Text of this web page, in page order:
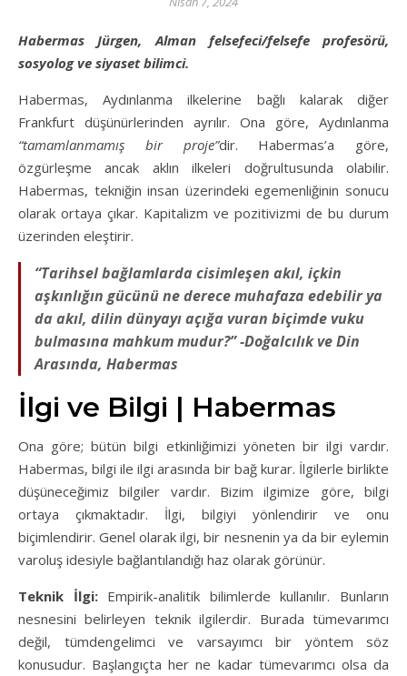
Habermas Jürgen, Alman felsefeci/felsefe profesörü,
sosyolog ve siyaset bilimci.
Habermas, Aydınlanma ilkelerine bağlı kalarak diğer
Frankfurt düşünürlerinden ayrılır. Ona göre, Aydınlanma
“tamamlanmamış bir proje”dir. Habermas’a göre,
özgürleşme ancak aklın ilkeleri doğrultusunda olabilir.
Habermas, tekniğin insan üzerindeki egemenliğinin sonucu
olarak ortaya çıkar. Kapitalizm ve pozitivizmi de bu durum
üzerinden eleştirir.
“Tarihsel bağlamlarda cisimleşen akıl, içkin
aşkınlığın gücünü ne derece muhafaza edebilir ya
da akıl, dilin dünyayı açığa vuran biçimde vuku
bulmasına mahkum mudur?” -Doğalcılık ve Din
Arasında, Habermas
İlgi ve Bilgi | Habermas
Ona göre; bütün bilgi etkinliğimizi yöneten bir ilgi vardır.
Habermas, bilgi ile ilgi arasında bir bağ kurar. İlgilerle birlikte
düşüneceğimiz bilgiler vardır. Bizim ilgimize göre, bilgi
ortaya çıkmaktadır. İlgi, bilgiyi yönlendirir ve onu
biçimlendirir. Genel olarak ilgi, bir nesnenin ya da bir eylemin
varoluş idesiyle bağlantılandığı haz olarak görünür.
Teknik İlgi:Empirik-analitik bilimlerde kullanılır. Bunların
nesnesini belirleyen teknik ilgilerdir. Burada tümevarımcı
değil, tümdengelimci ve varsayımcı bir yöntem söz
konusudur. Başlangıçta her ne kadar tümevarımcı olsa da